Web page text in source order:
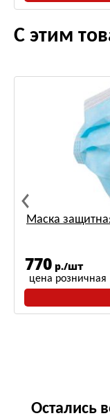
С этим
Маска
770 р./шт
цена розничная
Остались